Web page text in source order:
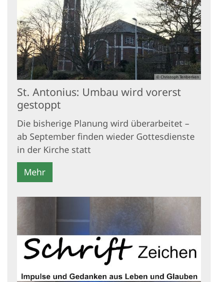
© Christoph Tenberken
St. Antonius: Umbau wird vorerst
gestoppt
Die bisherige Planung wird überarbeitet –
ab September finden wieder Gottesdienste
in der Kirche statt
Mehr